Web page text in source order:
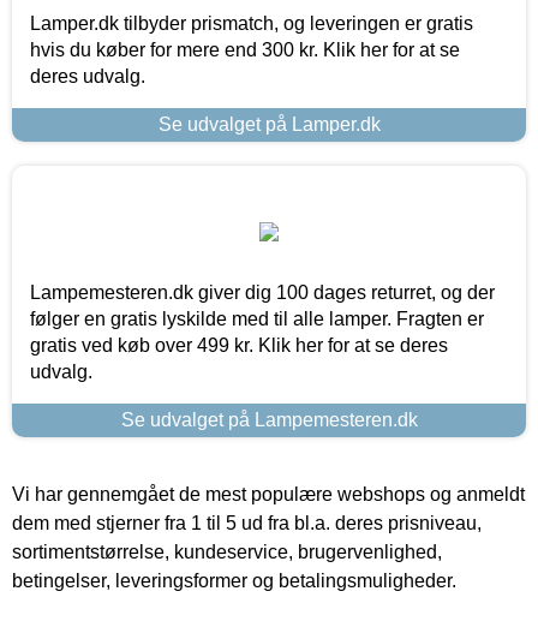
Lamper.dk tilbyder prismatch, og leveringen er gratis
hvis du køber for mere end 300 kr. Klik her for at se
deres udvalg.
Se udvalget på Lamper.dk
Lampemesteren.dk giver dig 100 dages returret, og der
følger en gratis lyskilde med til alle lamper. Fragten er
gratis ved køb over 499 kr. Klik her for at se deres
udvalg.
Se udvalget på Lampemesteren.dk
Vi har gennemgået de mest populære webshops og anmeldt
dem med stjerner fra 1 til 5 ud fra bl.a. deres prisniveau,
sortimentstørrelse, kundeservice, brugervenlighed,
betingelser, leveringsformer og betalingsmuligheder.